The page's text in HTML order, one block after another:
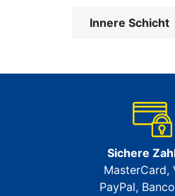
Innere Schicht
Sichere
MasterCard,
PayPal,